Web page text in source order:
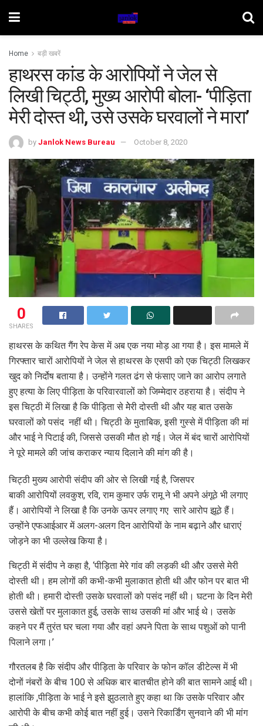
Home बड़ी खबरें
हाथरस कांड के आरोपियों ने जेल से
लिखी चिट्ठी, मुख्‍य आरोपी बोला- ‘पीड़िता
मेरी दोस्‍त थी, उसे उसके घरवालों ने मारा’
by Janlok News Bureau October 8, 2020
0
SHARES
हाथरस के कथित गैंग रेप केस में अब एक नया मोड़ आ गया है। इस मामले में
गिरफ्तार चारों आरोपियों ने जेल से हाथरस के एसपी को एक चिट्ठी लिखकर
खुद को निर्दोष बताया है। उन्‍होंने गलत ढंग से फंसाए जाने का आरोप लगाते
हुए हत्‍या के लिए पीड़िता के परिवारवालों को जिम्‍मेदार ठहराया है। संदीप ने
इस चिट्ठी में लिखा है कि पीड़िता से मेेरी दोस्‍ती थी और यह बात उसके
घरवालों को पसंद नहीं थी। चिट्ठी के मुताबिक, इसी गुस्‍से में पीड़िता की मां
और भाई ने पिटाई की, जिससे उसकी मौत हो गई। जेल में बंद चारों आरोपियों
ने पूरे मामले की जांच कराकर न्‍याय दिलाने की मांग की है।
चिट्ठी मुख्य आरोपी संदीप की ओर से लिखी गई है, जिसपर
बाकी आरोपियों लवकुश, रवि, राम कुमार उर्फ रामू ने भी अपने अंगूठे भी लगाए
हैं। आरोपियों ने लिखा है कि उनके ऊपर लगाए गए सारे आरोप झूठे हैं।
उन्‍होंने एफआईआर में अलग-अलग दिन आरोपियों के नाम बढ़ाने और धाराएं
जोड़ने का भी उल्‍लेख किया है।
चिट्ठी में संदीप ने कहा है, ‘पीड़िता मेरे गांव की लड़की थी और उससे मेरी
दोस्ती थी। हम लोगों की कभी-कभी मुलाकात होती थी और फोन पर बात भी
होती थी। हमारी दोस्ती उसके घरवालों को पसंद नहीं थी। घटना के दिन मेरी
उससे खेतों पर मुलाकात हुई, उसके साथ उसकी मां और भाई थे। उसके
कहने पर मैं तुरंत घर चला गया और वहां अपने पिता के साथ पशुओं को पानी
पिलाने लगा।’
गौरतलब है कि संदीप और पीड़िता के परिवार के फोन कॉल डीटेल्‍स में भी
दोनों नंबरों के बीच 100 से अधिक बार बातचीत होने की बात सामने आई थी।
हालांकि ,पीड़िता के भाई ने इसे झुठलाते हुए कहा था कि उसके परिवार और
आरोपी के बीच कभी कोई बात नहीं हुई। उसने रिकार्डिंग सुनवाने की भी मांग